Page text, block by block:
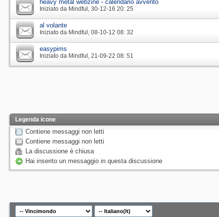
heavy metal webzine - calendario avvento
Iniziato da Mindful‎, 30-12-16 20: 25
al volante
Iniziato da Mindful‎, 08-10-12 08: 32
easypims
Iniziato da Mindful‎, 21-09-22 08: 51
Legenda icone
Contiene messaggi non letti
Contiene messaggi non letti
La discussione è chiusa
Hai inserito un messaggio in questa discussione